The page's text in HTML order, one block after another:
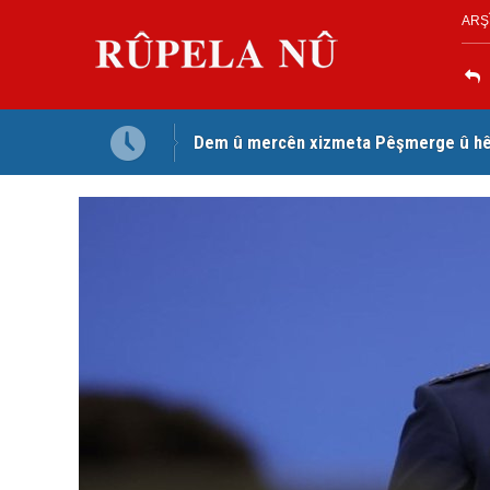
Dem û mercên xizmeta Pêşmerge û
Jina Kurd Şemsî Xusrevi, bi îdamê re